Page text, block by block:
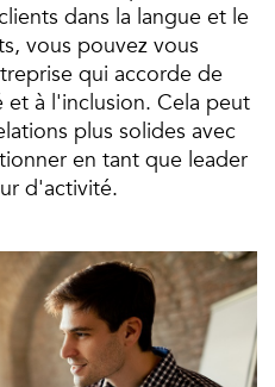
dans la langue et le
vous pouvez vous
qui accorde de
à l'inclusion. Cela peut
plus solides avec
en tant que leader
d'activité.